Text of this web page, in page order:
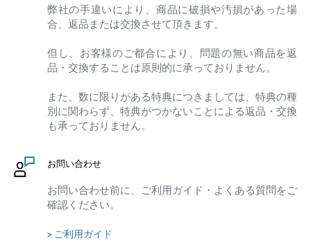
弊社の手違いにより、商品に破損や汚損があった場
合、返品または交換させて頂きます。
但し、お客様のご都合により、問題の無い商品を返
品・交換することは原則的に承っておりません。
また、数に限りがある特典につきましては、特典の種
別に関わらず、特典がつかないことによる返品・交換
も承っておりません。
お問い合わせ
お問い合わせ前に、ご利用ガイド・よくある質問をご
確認ください。
> ご利用ガイド